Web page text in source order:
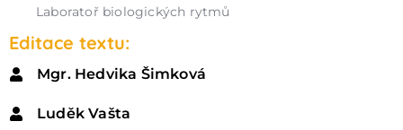
Laboratoř biologických rytmů
Editace textu:
Mgr. Hedvika Šimková
Luděk Vašta